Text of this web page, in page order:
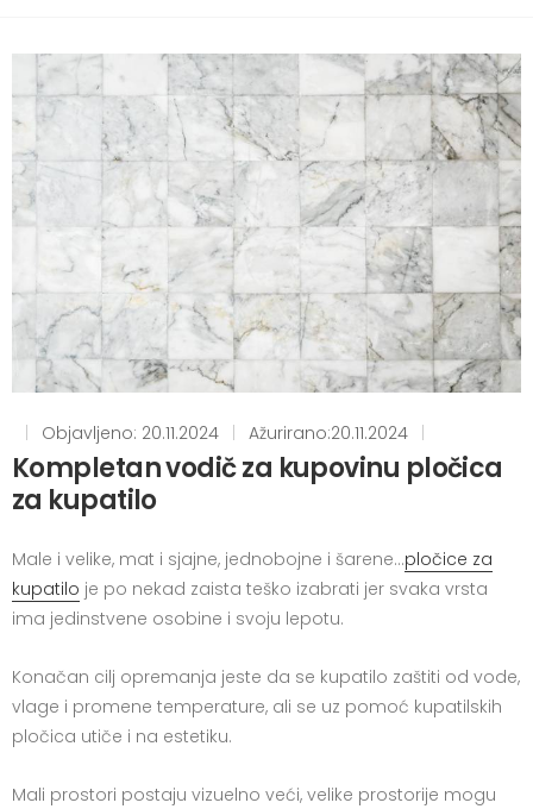
Objavljeno: 20.11.2024 Ažurirano:20.11.2024
Kompletan vodič za kupovinu pločica
za kupatilo
Male i velike, mat i sjajne, jednobojne i šarene…pločice za
kupatilo je po nekad zaista teško izabrati jer svaka vrsta
ima jedinstvene osobine i svoju lepotu.
Konačan cilj opremanja jeste da se kupatilo zaštiti od vode,
vlage i promene temperature, ali se uz pomoć kupatilskih
pločica utiče i na estetiku.
Mali prostori postaju vizuelno veći, velike prostorije mogu